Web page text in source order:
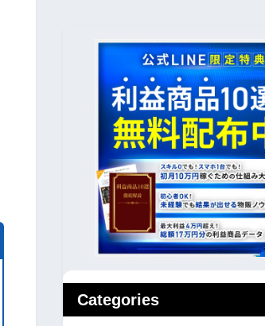
Categories